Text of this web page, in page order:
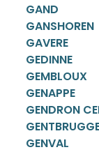
GAND
GANSHOREN
GAVERE
GEDINNE
GEMBLOUX
GENAPPE
GENDRON
GENVAL